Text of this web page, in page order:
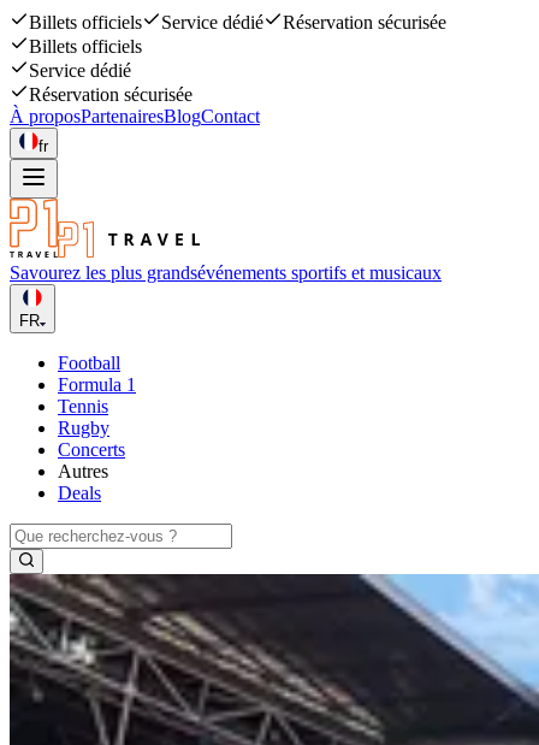
Billets officiels Service dédié
Réservation sécurisée
Billets officiels
Service dédié
Réservation sécurisée
À proposPartenairesBlogContact
fr
Savourez les plus grandsévénements sportifs et musicaux
FR
Football
Formula 1
Tennis
Rugby
Concerts
Autres
Deals